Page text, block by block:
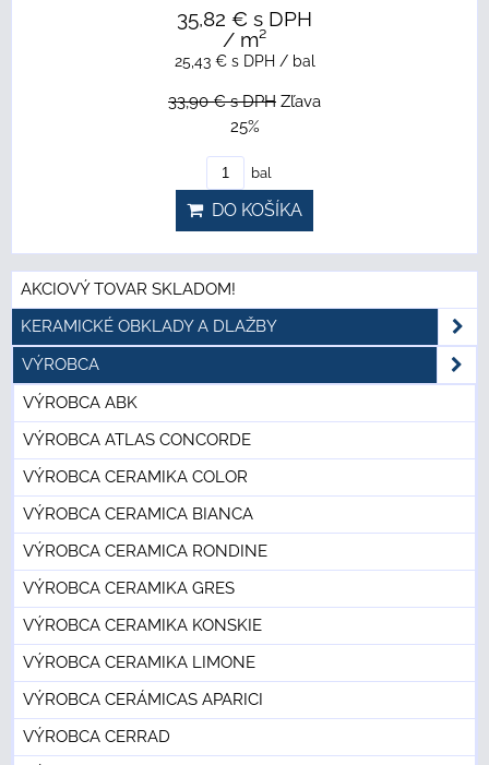
35,82 € s DPH
/ m²
25,43 € s DPH / bal
33,90 €s DPH Zľava
25%
bal
DO KOŠÍKA
AKCIOVÝ TOVAR SKLADOM!
KERAMICKÉ OBKLADY A DLAŽBY
VÝROBCA
VÝROBCA ABK
VÝROBCA ATLAS CONCORDE
VÝROBCA CERAMIKA COLOR
VÝROBCA CERAMICA BIANCA
VÝROBCA CERAMICA RONDINE
VÝROBCA CERAMIKA GRES
VÝROBCA CERAMIKA KONSKIE
VÝROBCA CERAMIKA LIMONE
VÝROBCA CERÁMICAS APARICI
VÝROBCA CERRAD